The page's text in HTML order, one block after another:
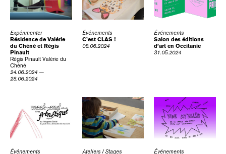
Expérimenter
Résidence de Valérie
du Chéné et Régis
Pinault
Régis Pinault Valérie du
Chéné
24.06.2024 —
28.06.2024
Événements
C’est CLAS !
08.06.2024
Événements
Salon des éditions
d’art en Occitanie
31.05.2024
Événements
Ateliers / Stages
Événements